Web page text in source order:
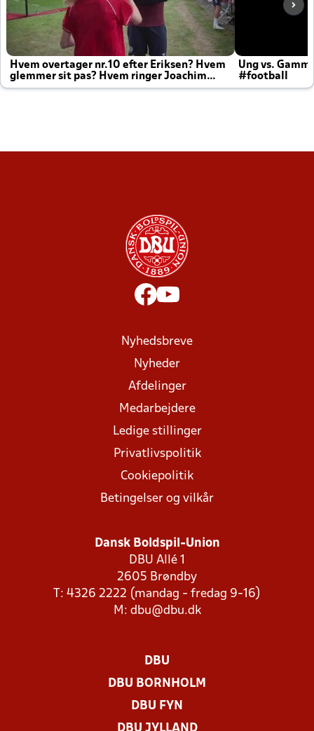
Hvem overtager nr.10 efter Eriksen? Hvem
glemmer sit pas? Hvem ringer Joachim
altid til efter kampe?
Ung vs.
#football
Nyhedsbreve
Nyheder
Afdelinger
Medarbejdere
Ledige stillinger
Privatlivspolitik
Cookiepolitik
Betingelser og vilkår
Dansk Boldspil-Union
DBU Allé 1
2605 Brøndby
T: 4326 2222 (mandag - fredag 9-16)
M: dbu@dbu.dk
DBU
DBU BORNHOLM
DBU FYN